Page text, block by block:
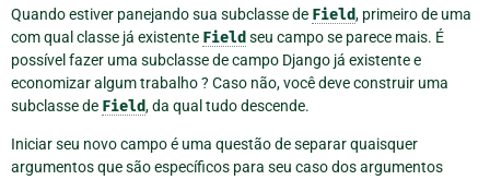
Quando estiver panejando sua subclasse de Field, primeiro de uma
com qual classe já existente Field seu campo se parece mais. É
possível fazer uma subclasse de campo Django já existente e
economizar algum trabalho ? Caso não, você deve construir uma
subclasse de Field, da qual tudo descende.
Iniciar seu novo campo é uma questão de separar quaisquer
argumentos que são específicos para seu caso dos argumentos